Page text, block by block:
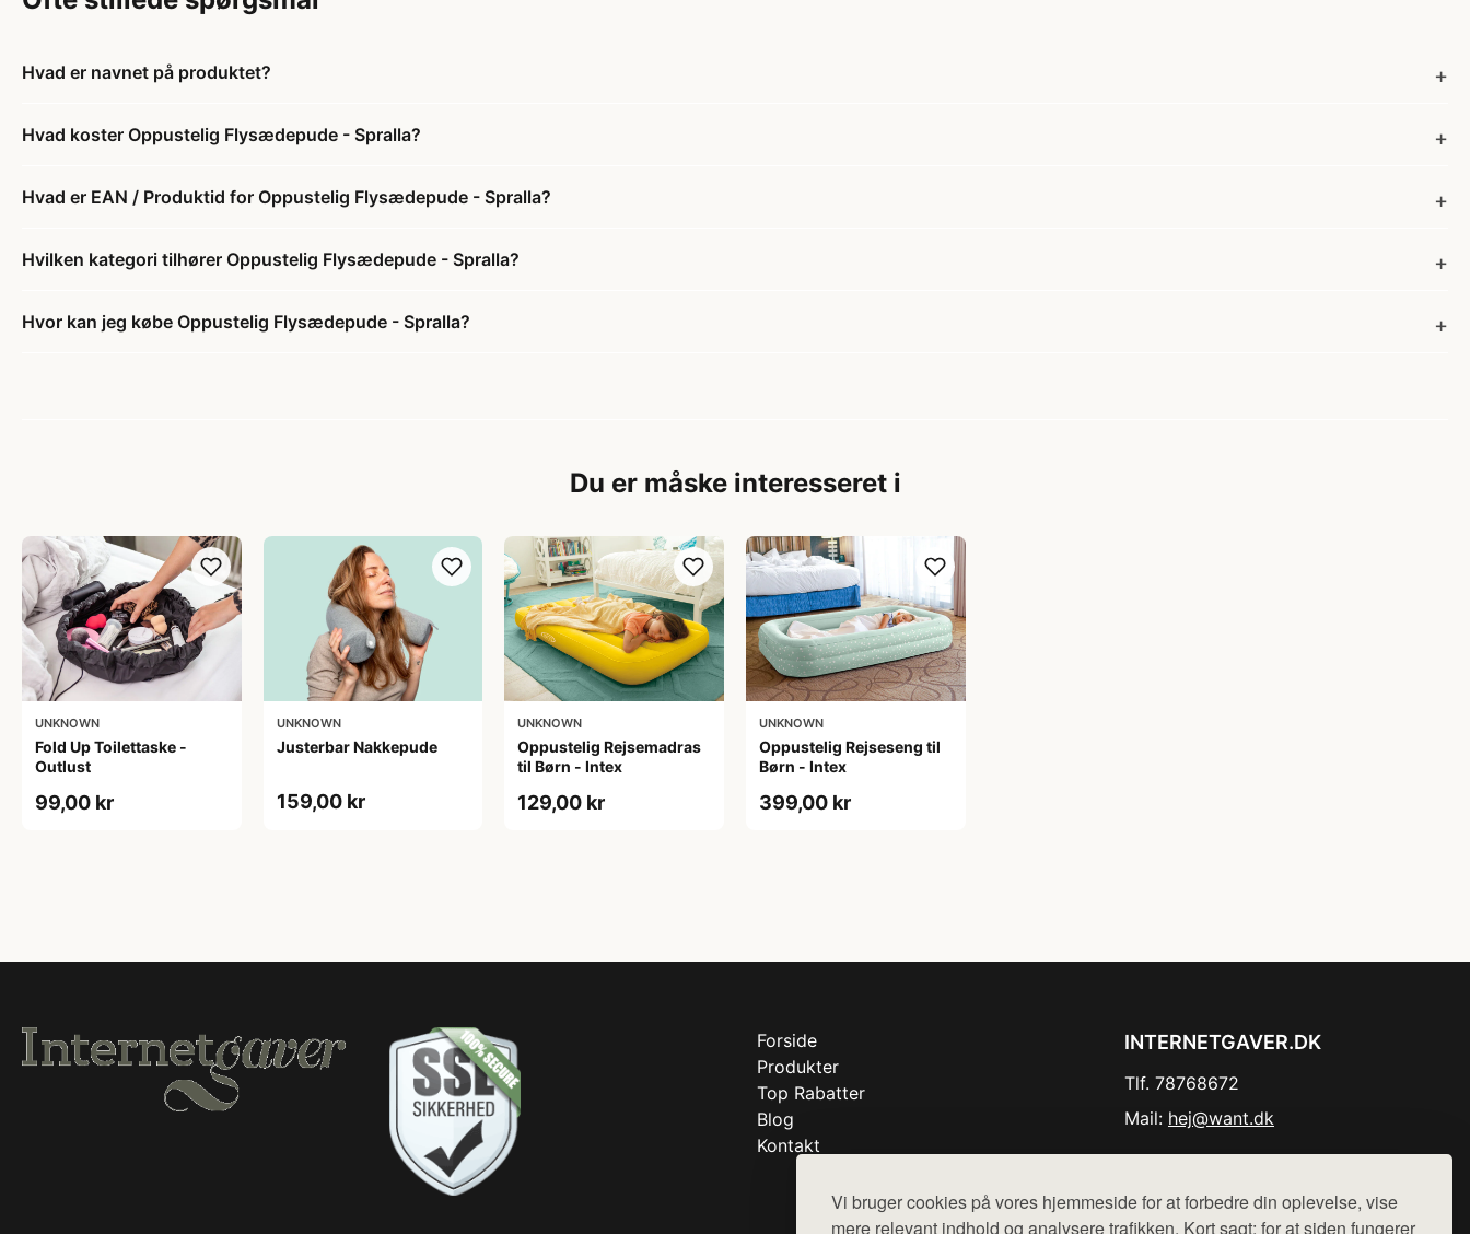
Vi bruger cookies på vores hjemmeside for at forbedre din oplevelse, vise
mere relevant indhold og analysere trafikken. Kort sagt: for at siden fungerer
Hvad er navnet på produktet?
Hvad koster Oppustelig Flysædepude - Spralla?
Hvad er EAN / Produktid for Oppustelig Flysædepude - Spralla?
Hvilken kategori tilhører Oppustelig Flysædepude - Spralla?
Hvor kan jeg købe Oppustelig Flysædepude - Spralla?
Du er måske interesseret i
UNKNOWN
Fold Up Toilettaske -
Outlust
99,00 kr
UNKNOWN
Justerbar Nakkepude
159,00 kr
UNKNOWN
Oppustelig Rejsemadras
til Børn - Intex
129,00 kr
UNKNOWN
Oppustelig Rejseseng til
Børn - Intex
399,00 kr
Forside
Produkter
Top Rabatter
Blog
Kontakt
INTERNETGAVER.DK
Tlf. 78768672
Mail: hej@want.dk